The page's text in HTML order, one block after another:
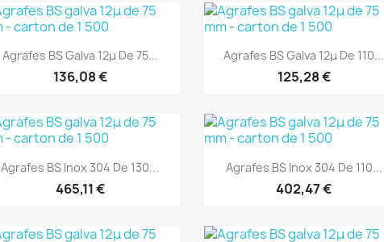
Aperçu rapide
Agrafes BS Galva 12μ De 75...
136,08 €
 Aperçu rapide
Agrafes BS Galva 12μ De 110...
125,28 €
 Aperçu rapide
Agrafes BS Inox 304 De 130...
465,11 €
Aperçu rapide
Agrafes BS Inox 304 De 110...
402,47 €